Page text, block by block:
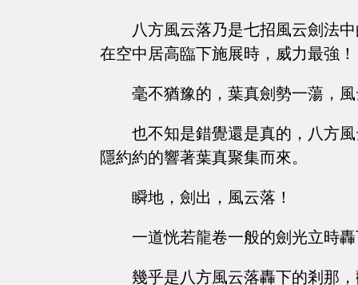
八方風云落乃是七招風云劍法
在空中居高臨下施展時，威力最強！
毫不猶豫的，葉真劍勢一蕩，
也不知是錯覺還是真的，八方
隱約約的響著葉真聚集而來。
瞬地，劍出，風云落！
一道恍若龍卷一般的劍光立時
幾乎是八方風云落轟下的剎那